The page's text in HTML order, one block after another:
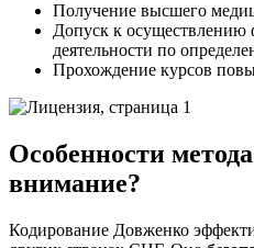
Получение высшего
Допуск к осуществлению
деятельности по
Прохождение курсов
Особенности
внимание?
Кодирование Довженко